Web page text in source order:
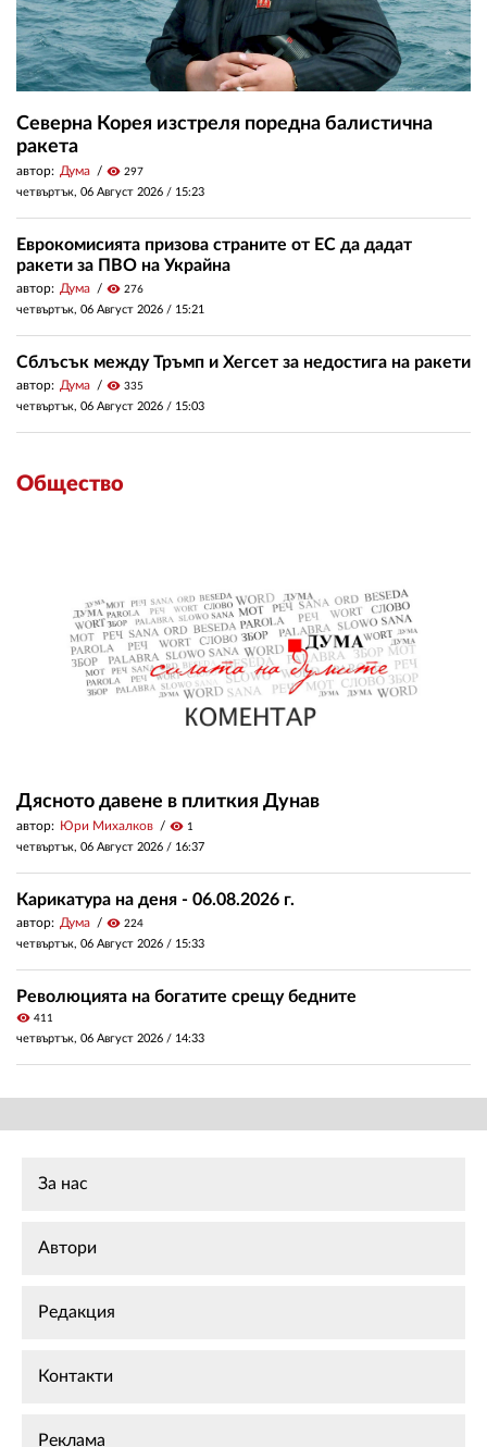
Северна Корея изстреля поредна балистична
ракета
автор: Дума visibility 297
четвъртък, 06 Август 2026 / 15:23
Еврокомисията призова страните от ЕС да дадат
ракети за ПВО на Украйна
автор: Дума visibility 276
четвъртък, 06 Август 2026 / 15:21
Сблъсък между Тръмп и Хегсет за недостига на ракети
автор: Дума visibility 335
четвъртък, 06 Август 2026 / 15:03
Общество
Дясното давене в плиткия Дунав
автор: Юри Михалков visibility 1
четвъртък, 06 Август 2026 / 16:37
Карикатура на деня - 06.08.2026 г.
автор: Дума visibility 224
четвъртък, 06 Август 2026 / 15:33
Революцията на богатите срещу бедните
visibility 411
четвъртък, 06 Август 2026 / 14:33
За нас
Автори
Редакция
Контакти
Реклама